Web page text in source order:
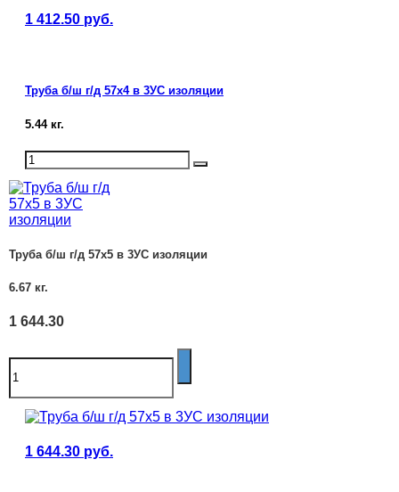
1 412.50 руб.
Труба б/ш г/д 57х4 в 3УС изоляции
5.44кг.
Труба б/ш г/д 57х5 в 3УС изоляции
6.67 кг.
1 644.30
1 644.30 руб.